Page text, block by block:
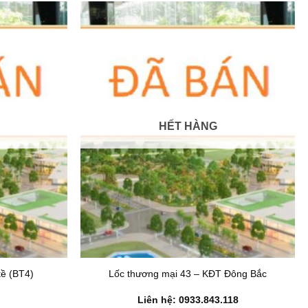
(BT4)
HẾT HÀNG
Lốc thương mại 43 – KĐT Đông Bắc
Liên hệ: 0933.843.118